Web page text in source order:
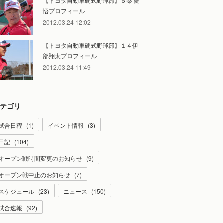
悟プロフィール
2012.03.24 12:02
【トヨタ自動車硬式野球部】１４伊
部翔太プロフィール
2012.03.24 11:49
ゴリ
合日程 (1) イベント情報 (3)
記 (104)
ープン戦時間変更のお知らせ (9)
ープン戦中止のお知らせ (7)
ケジュール (23) ニュース (150)
合速報 (92)